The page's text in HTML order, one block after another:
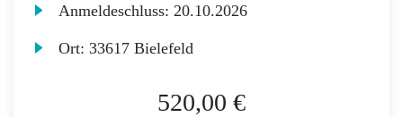
Anmeldeschluss:20.10.2026
Ort:33617 Bielefeld
520,00 €